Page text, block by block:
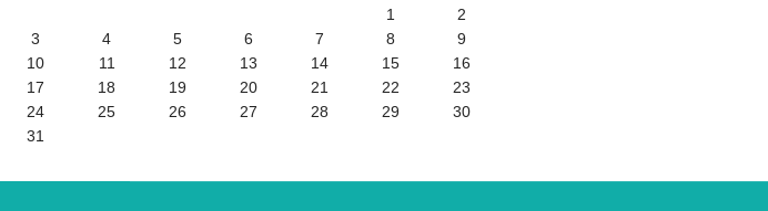
1
2
3
4 5 6 7 8
9
10
11 12 13 14 15
16
17
18 19 20 21 22
23
24
25 26 27 28 29
30
31